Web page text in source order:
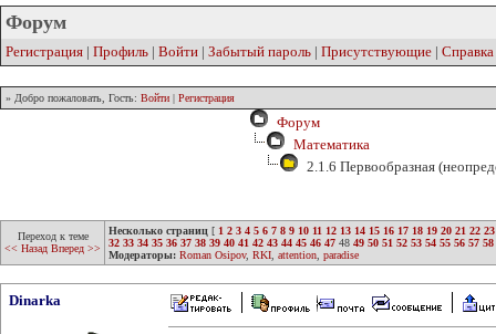
Форум
Регистрация | Профиль | Войти | Забытый пароль | Присутствующие | Справка
» Добро пожаловать, Гость: Войти | Регистрация
Форум
Математика
2.1.6 Первообразная
Переход к теме
<< Назад Вперед >>
Несколько страниц [ 1 2 3 4 5 6 7 8 9 10 11 12 13 14 15 16 17 18 19 20 21 22 23
32 33 34 35 36 37 38 39 40 41 42 43 44 45 46 47 48 49 50 51 52 53 54 55 56 57 58
Модераторы: Roman Osipov, RKI attention paradise
Dinarka